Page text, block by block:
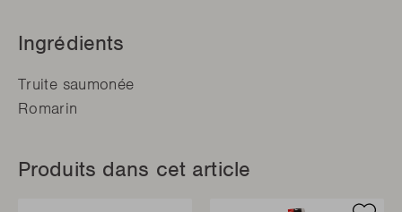
Ingrédients
Truite saumonée
Romarin
Produits dans cet article